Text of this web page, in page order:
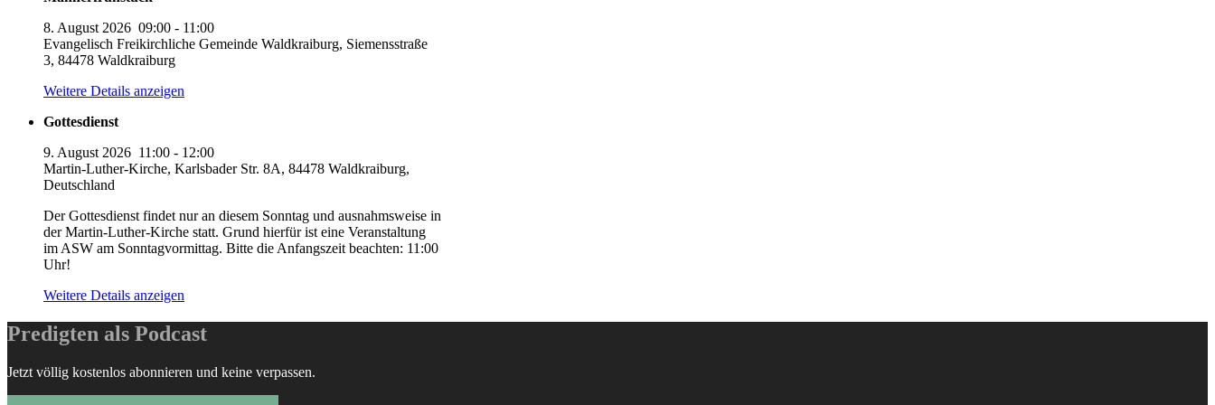
8. August 2026 09:00 - 11:00
Evangelisch Freikirchliche Gemeinde Waldkraiburg, Siemensstraße
3, 84478 Waldkraiburg
Weitere Details anzeigen
Gottesdienst
9. August 2026 11:00 - 12:00
Martin-Luther-Kirche, Karlsbader Str. 8A, 84478 Waldkraiburg,
Deutschland
Der Gottesdienst findet nur an diesem Sonntag und ausnahmsweise in
der Martin-Luther-Kirche statt. Grund hierfür ist eine Veranstaltung
im ASW am Sonntagvormittag. Bitte die Anfangszeit beachten: 11:00
Uhr!
Weitere Details anzeigen
Predigten als Podcast
Jetzt völlig kostenlos abonnieren und keine verpassen.